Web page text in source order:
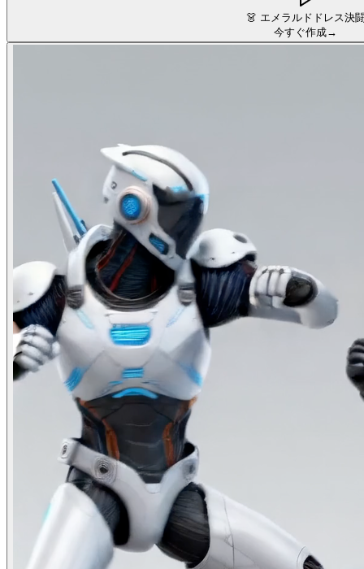
👗 エメラルドドレス決
今すぐ作成→